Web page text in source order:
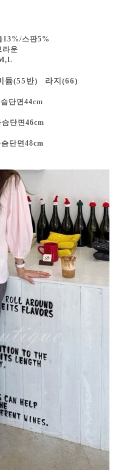
13%/스판5%
라운
듐(55반) 라지(66)
단면44cm
단면46cm
단면48cm